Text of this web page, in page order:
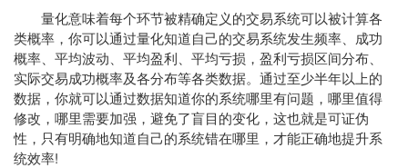
量化意味着每个环节被精确定义的交易系统可以被计算各
类概率，你可以通过量化知道自己的交易系统发生频率、成功
概率、平均波动、平均盈利、平均亏损，盈利亏损区间分布、
实际交易成功概率及各分布等各类数据。通过至少半年以上的
数据，你就可以通过数据知道你的系统哪里有问题，哪里值得
修改，哪里需要加强，避免了盲目的变化，这也就是可证伪
性，只有明确地知道自己的系统错在哪里，才能正确地提升系
统效率!